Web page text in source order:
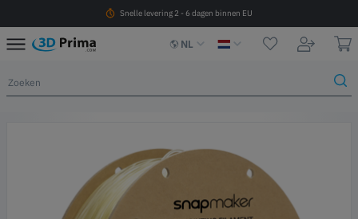
Snelle levering 2 - 6 dagen binnen EU
NL